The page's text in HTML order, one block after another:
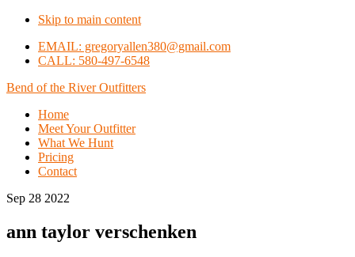
Skip to main content
EMAIL: gregoryallen380@gmail.com
CALL: 580-497-6548
Bend of the River Outfitters
Home
Meet Your Outfitter
What We Hunt
Pricing
Contact
Sep 28 2022
ann taylor verschenken